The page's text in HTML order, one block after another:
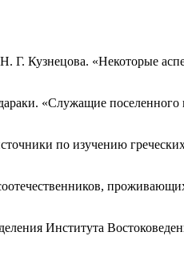
Г. Кузнецова. «Некоторые
«Служащие поселенного
по изучению
Института